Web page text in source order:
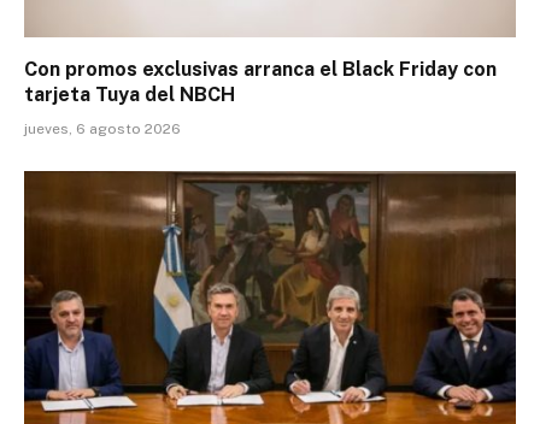
Con promos exclusivas arranca el Black Friday con
tarjeta Tuya del NBCH
jueves, 6 agosto 2026